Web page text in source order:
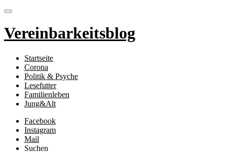
Vereinbarkeitsblog
Startseite
Corona
Politik & Psyche
Lesefutter
Familienleben
Jung&Alt
Facebook
Instagram
Mail
Suchen